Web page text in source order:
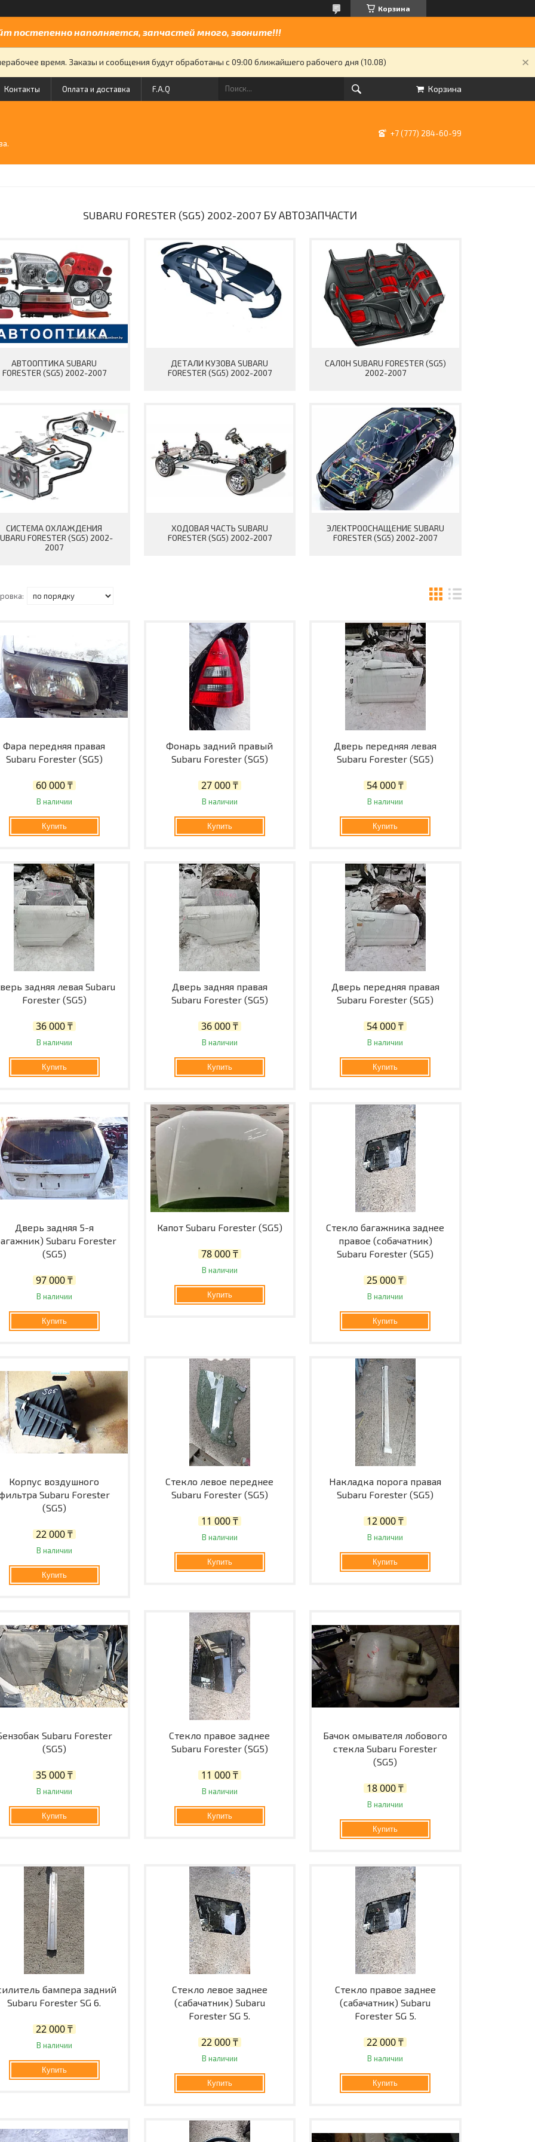
Корзина
постепенно наполняется, запчастей много, звоните!!!
время. Заказы и сообщения будут обработаны с 09:00 ближайшего рабочего дня (10.08)
Контакты Оплата и доставка F.A.Q Корзина
+7 (777) 284-60-99
SUBARU FORESTER (SG5) 2002-2007 БУ АВТОЗАПЧАСТИ
АВТООПТИКА SUBARU
FORESTER (SG5) 2002-2007
ДЕТАЛИ КУЗОВА SUBARU
FORESTER (SG5) 2002-2007
САЛОН SUBARU FORESTER (SG5)
2002-2007
СИСТЕМА ОХЛАЖДЕНИЯ
FORESTER (SG5) 2002-
2007
ХОДОВАЯ ЧАСТЬ SUBARU
FORESTER (SG5) 2002-2007
ЭЛЕКТРООСНАЩЕНИЕ SUBARU
FORESTER (SG5) 2002-2007
Фара передняя правая
Subaru Forester (SG5)
60 000 ₸
В наличии
Купить
Фонарь задний правый
Subaru Forester (SG5)
27 000 ₸
В наличии
Купить
Дверь передняя левая
Subaru Forester (SG5)
54 000 ₸
В наличии
Купить
задняя левая Subaru
Forester (SG5)
36 000 ₸
В наличии
Купить
Дверь задняя правая
Subaru Forester (SG5)
36 000 ₸
В наличии
Купить
Дверь передняя правая
Subaru Forester (SG5)
54 000 ₸
В наличии
Купить
Дверь задняя 5-я
Subaru Forester
(SG5)
97 000 ₸
В наличии
Купить
Капот Subaru Forester (SG5)
78 000 ₸
В наличии
Купить
Стекло багажника заднее
правое (собачатник)
Subaru Forester (SG5)
25 000 ₸
В наличии
Купить
Корпус воздушного
Subaru Forester
(SG5)
22 000 ₸
В наличии
Купить
Стекло левое переднее
Subaru Forester (SG5)
11 000 ₸
В наличии
Купить
Накладка порога правая
Subaru Forester (SG5)
12 000 ₸
В наличии
Купить
Subaru Forester
(SG5)
35 000 ₸
В наличии
Купить
Стекло правое заднее
Subaru Forester (SG5)
11 000 ₸
В наличии
Купить
Бачок омывателя лобового
стекла Subaru Forester
(SG5)
18 000 ₸
В наличии
Купить
бампера задний
Subaru Forester SG 6.
22 000 ₸
В наличии
Купить
Стекло левое заднее
(сабачатник) Subaru
Forester SG 5.
22 000 ₸
В наличии
Купить
Стекло правое заднее
(сабачатник) Subaru
Forester SG 5.
22 000 ₸
В наличии
Купить